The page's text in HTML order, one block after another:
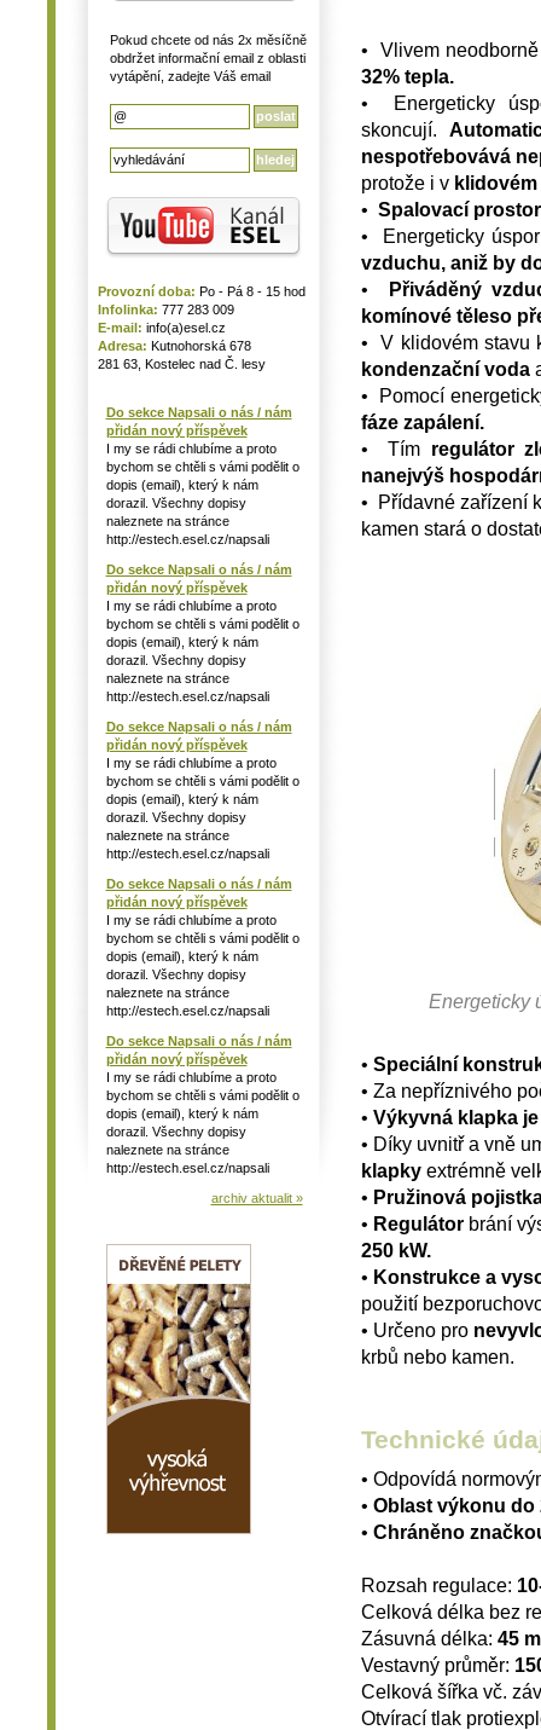
Pokud chcete od nás 2x měsíčně
obdržet informační email z oblasti
vytápění, zadejte Váš email
Provozní doba: Po - Pá 8 - 15 hod
Infolinka: 777 283 009
E-mail: info(a)esel.cz
Adresa: Kutnohorská 678
281 63, Kostelec nad Č. lesy
Do sekce Napsali o nás / nám
přidán nový příspěvek
I my se rádi chlubíme a proto
bychom se chtěli s vámi podělit o
dopis (email), který k nám
dorazil. Všechny dopisy
naleznete na stránce
http://estech.esel.cz/napsali
Do sekce Napsali o nás / nám
přidán nový příspěvek
I my se rádi chlubíme a proto
bychom se chtěli s vámi podělit o
dopis (email), který k nám
dorazil. Všechny dopisy
naleznete na stránce
http://estech.esel.cz/napsali
Do sekce Napsali o nás / nám
přidán nový příspěvek
I my se rádi chlubíme a proto
bychom se chtěli s vámi podělit o
dopis (email), který k nám
dorazil. Všechny dopisy
naleznete na stránce
http://estech.esel.cz/napsali
Do sekce Napsali o nás / nám
přidán nový příspěvek
I my se rádi chlubíme a proto
bychom se chtěli s vámi podělit o
dopis (email), který k nám
dorazil. Všechny dopisy
naleznete na stránce
http://estech.esel.cz/napsali
Do sekce Napsali o nás / nám
přidán nový příspěvek
I my se rádi chlubíme a proto
bychom se chtěli s vámi podělit o
dopis (email), který k nám
dorazil. Všechny dopisy
naleznete na stránce
http://estech.esel.cz/napsali
archiv aktualit »
• Vlivem
32% tepla.
• Energeticky
skoncují.
nespotřebovává
protože i v
• Spalovací prostor
• Energeticky
vzduchu, aniž by
• Přiváděný
komínové těleso
• V klidovém stavu
kondenzační voda
• Pomocí
fáze zapálení.
• Tím regulátor
nanejvýš
• Přídavné zařízení
kamen stará o
Energeticky
• Speciální
• Za nepříznivého
• Výkyvná klapka
• Díky uvnitř a vně
klapkyextrémně
• Pružinová
• Regulátor brání
250 kW.
• Konstrukce a
použití
• Určeno pro
krbů nebo kamen.
Technické
• Odpovídá
• Oblast výkonu do
• Chráněno
Rozsah regulace:
Celková délka bez
Zásuvná délka: 45
Vestavný průměr:
Celková šířka vč.
Otvírací tlak